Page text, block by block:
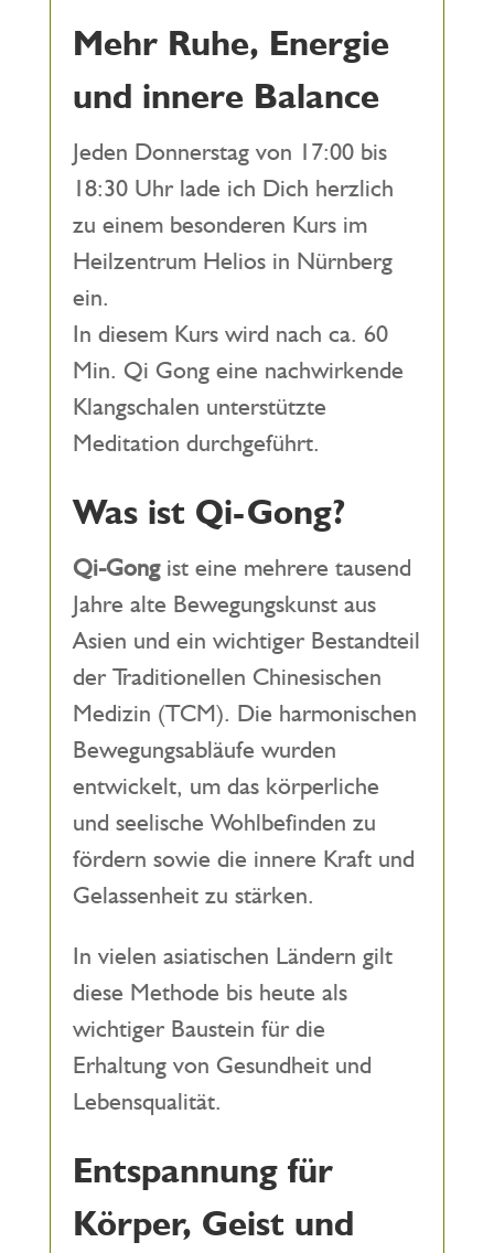
Mehr Ruhe, Energie
und innere Balance
Jeden Donnerstag von 17:00 bis
18:30 Uhr lade ich Dich herzlich
zu einem besonderen Kurs im
Heilzentrum Helios in Nürnberg
ein.
In diesem Kurs wird nach ca. 60
Min. Qi Gong eine nachwirkende
Klangschalen unterstützte
Meditation durchgeführt.
Was ist Qi-Gong?
Qi-Gongist eine mehrere tausend
Jahre alte Bewegungskunst aus
Asien und ein wichtiger Bestandteil
der Traditionellen Chinesischen
Medizin (TCM). Die harmonischen
Bewegungsabläufe wurden
entwickelt, um das körperliche
und seelische Wohlbefinden zu
fördern sowie die innere Kraft und
Gelassenheit zu stärken.
In vielen asiatischen Ländern gilt
diese Methode bis heute als
wichtiger Baustein für die
Erhaltung von Gesundheit und
Lebensqualität.
Entspannung für
Körper, Geist und